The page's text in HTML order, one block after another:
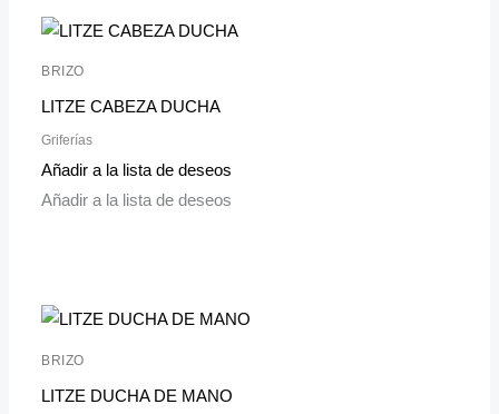
BRIZO
LITZE CABEZA DUCHA
Griferías
Añadir a la lista de deseos
Añadir a la lista de deseos
BRIZO
LITZE DUCHA DE MANO